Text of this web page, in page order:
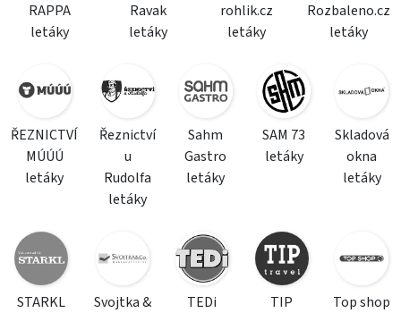
RAPPA
letáky
Ravak
letáky
rohlik.cz
letáky
Rozbaleno.cz
letáky
ŘEZNICTVÍ
MÚÚÚ
letáky
Řeznictví
u
Rudolfa
letáky
Sahm
Gastro
letáky
SAM 73
letáky
Skladová
okna
letáky
STARKL
Svojtka &
TEDi
TIP
Top shop